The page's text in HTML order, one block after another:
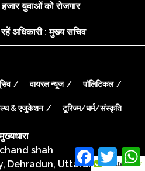
हजार युवाओं को रोजगार
अधिकारी : मुख्य सचिव
वायरल न्यूज पॉलिटिकल
& एजुकेशन टूरिज्म/धर्म/संस्कृति
मुख्यधारा
shah
Dehradun, Uttarakhand
Facebook